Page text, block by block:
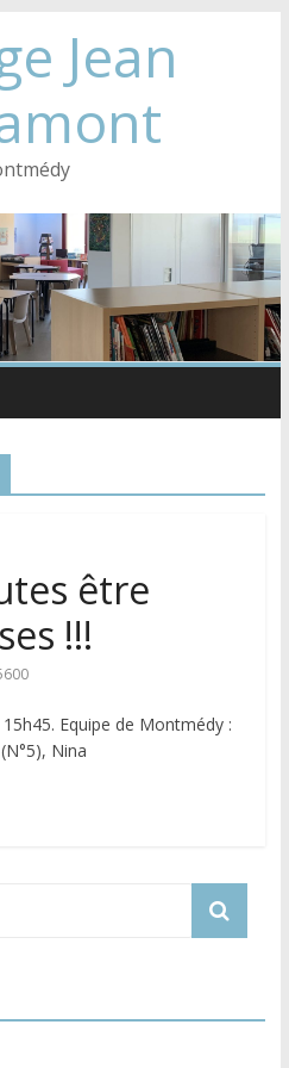
Jean
être
!!!
Equipe de Montmédy :
Nina